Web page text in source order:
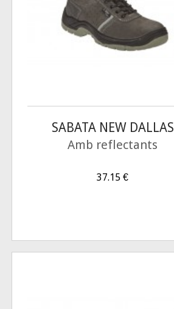
SABATA NEW DALLAS
Amb reflectants
37.15 €